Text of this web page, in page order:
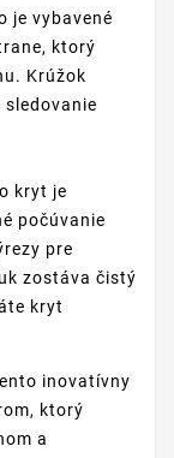
je vybavené
ktorý
Krúžok
kryt je
počúvanie
pre
zostáva čistý
kryt
inovatívny
ktorý
a